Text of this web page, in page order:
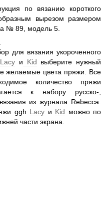
по вязанию короткого
вырезом размером
№ 89, модель 5.
для вязания укороченного
Lacy и Kid выберите нужный
желаемые цвета пряжи. Все
количество пряжи
к набору русско-,
из журнала Rebecca.
ggh Lacy и Kid можно по
части экрана.